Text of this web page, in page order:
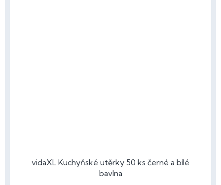
vidaXL Kuchyňské utěrky 50 ks černé a bílé
bavlna